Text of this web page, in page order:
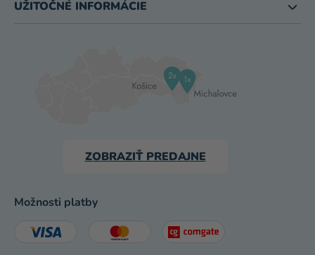
UŽITOČNÉ INFORMÁCIE
ZOBRAZIŤ PREDAJNE
Možnosti platby